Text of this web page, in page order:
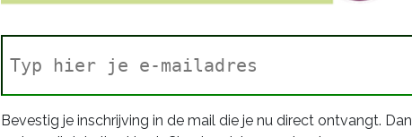
Ik heb een notenallergie, hoe kan ik noten vervangen?
Bevestig je inschrijving in de mail die je nu direct ontvangt. Dan